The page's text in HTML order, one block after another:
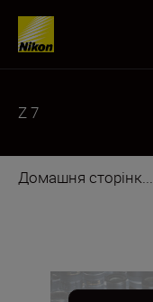
Z 7
Домашня сторінк...